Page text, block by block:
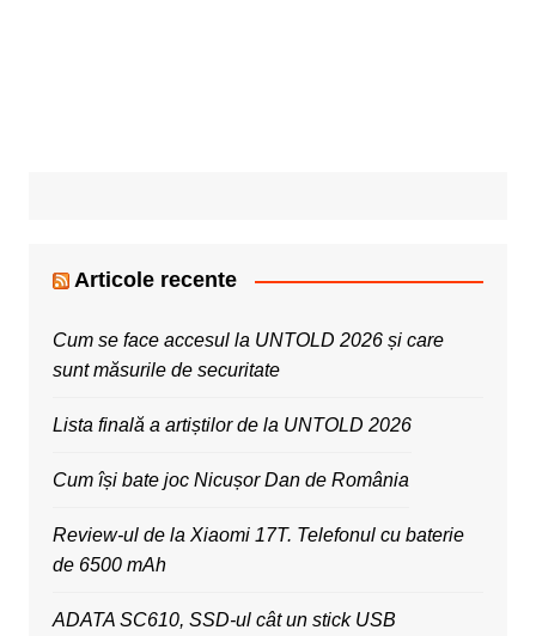
Articole recente
Cum se face accesul la UNTOLD 2026 și care
sunt măsurile de securitate
Lista finală a artiștilor de la UNTOLD 2026
Cum își bate joc Nicușor Dan de România
Review-ul de la Xiaomi 17T. Telefonul cu baterie
de 6500 mAh
ADATA SC610, SSD-ul cât un stick USB